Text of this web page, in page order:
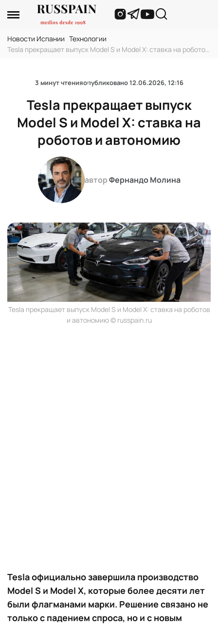
Новости Испании Технологии
Tesla прекращает выпуск Model S и Model X: ставка на роботов
3 минут чтенияопубликовано12.06.2026, 12:16
Tesla прекращает выпуск
Model S и Model X: ставка на
роботов и автономию
авторФернандо Молина
Tesla прекращает выпуск Model S и Model X: ставка на роботов
и автономию © russpain.ru
Tesla официально завершила производство
Model S и Model X, которые более десяти лет
были флагманами марки. Решение связано не
только с падением спроса, но и с новым